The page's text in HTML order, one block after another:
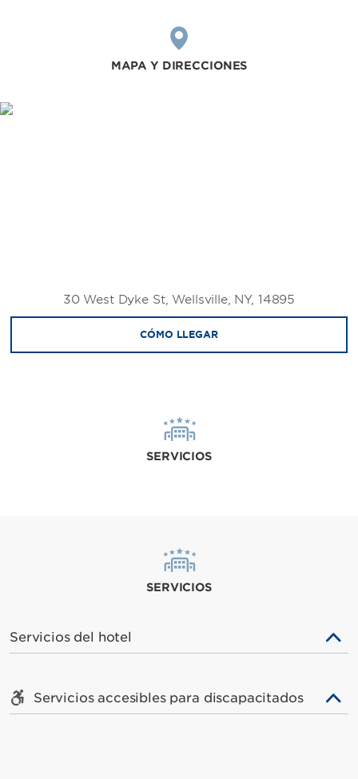
MAPA Y DIRECCIONES
30 West Dyke St, Wellsville, NY, 14895
CÓMO LLEGAR
SERVICIOS
SERVICIOS
Servicios del hotel
Servicios accesibles para discapacitados